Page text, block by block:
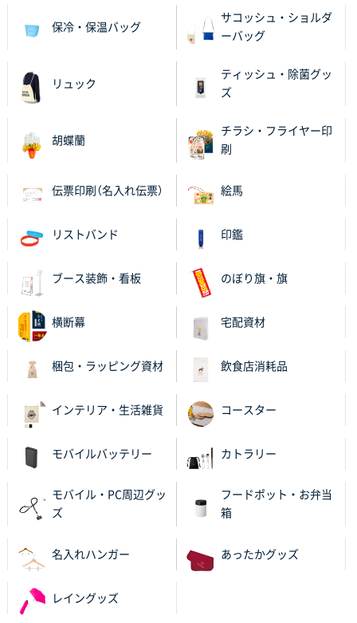
き、他のネット印刷サービスよりも安心して購入まで
進められました。
【ポリ袋】特別ご注文ページ
3000枚
昨年利用した時に、納期と金額面でかなり業者さんを
比較して決めさせていただきました。 昨年注文分も、
納期がギリギリだったにも関わらず、丁寧に対応して
対応を頂いており助かっております。
和歌山県S社様
2025年11月05日 11:13
不織布スクエアトート(A4サイズ)
2025年10月28日 17:10
ワンポイントポリ袋 A4サイズ
1000枚
サイトが見やすい
ワンポイントポリ袋 A4サイズ
サイト構成が解りやすかったから
保冷・保温バッグ
サコッシュ・ショルダ
ーバッグ
リュック
ティッシュ・除菌グッ
ズ
胡蝶蘭
チラシ・フライヤー印
刷
伝票印刷（名入れ伝票） 絵馬
リストバンド 印鑑
ブース装飾・看板 のぼり旗・旗
横断幕 宅配資材
梱包・ラッピング資材 飲食店消耗品
インテリア・生活雑貨 コースター
モバイルバッテリー カトラリー
モバイル・PC周辺グッ
ズ
フードポット・お弁当
箱
名入れハンガー あったかグッズ
レイングッズ